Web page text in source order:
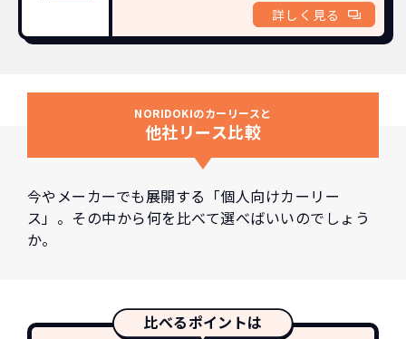
詳しく見る
NORIDOKIのカーリースと
他社リース比較
今やメーカーでも展開する「個人向けカーリー
ス」。その中から何を比べて選べばいいのでしょう
か。
比べるポイントは